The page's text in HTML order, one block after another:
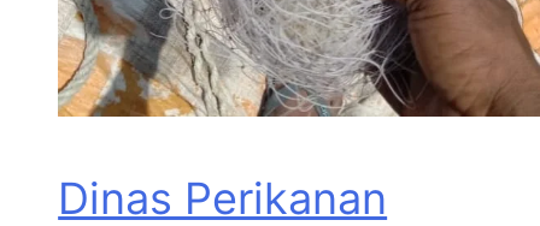
Dinas Perikanan